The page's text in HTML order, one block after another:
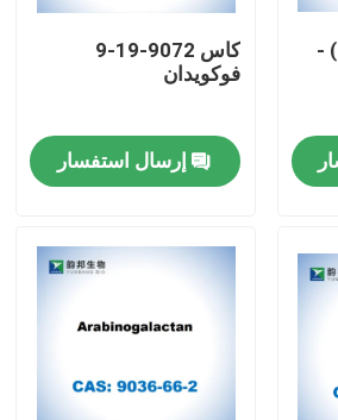
CAS
كاس 9072-19-9
فوكويدان
إرسال استفسار